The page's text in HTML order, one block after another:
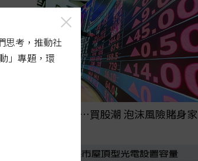
四貸同堂…買股潮 泡沫風險賭身家
思考，推動社
」專題，環